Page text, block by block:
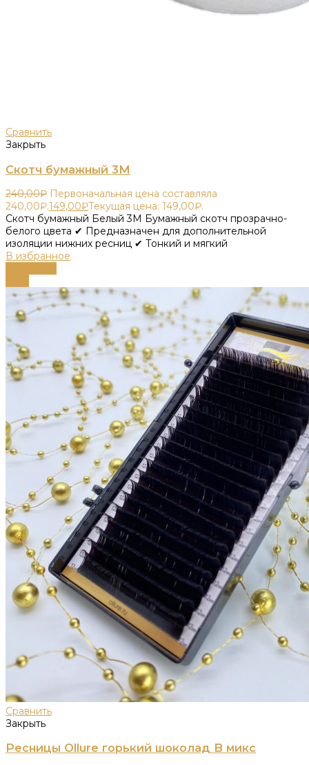
Сравнить
Закрыть
Скотч бумажный 3М
240,00₽ Первоначальная цена составляла
240,00₽.149,00₽Текущая цена: 149,00₽.
Скотч бумажный Белый 3М Бумажный скотч прозрачно-
белого цвета ✔ Предназначен для дополнительной
изоляции нижних ресниц ✔ Тонкий и мягкий
В избранное
Сравнить
Закрыть
Ресницы Ollure горький шоколад B микс